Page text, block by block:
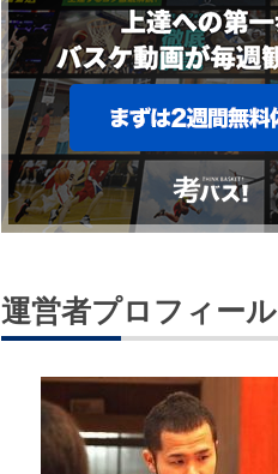
運営者プロフィール